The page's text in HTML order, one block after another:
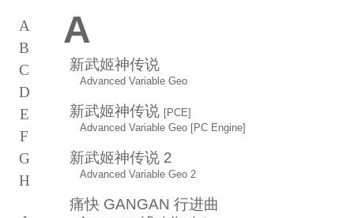
A
B
C
D
E
F
G
H
A
新武姬神传说
Advanced Variable Geo
新武姬神传说 [PCE]
Advanced Variable Geo [PC Engine]
新武姬神传说 2
Advanced Variable Geo 2
痛快 GANGAN 行进曲